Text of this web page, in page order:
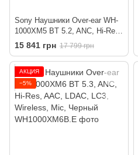
Sony Наушники Over-ear WH-
1000XM5 BT 5.2, ANC, Hi-Res,
AAC, LDAC, Wireless, Mic,
15 841 грн 17 799 грн
АКЦИЯ
−5%